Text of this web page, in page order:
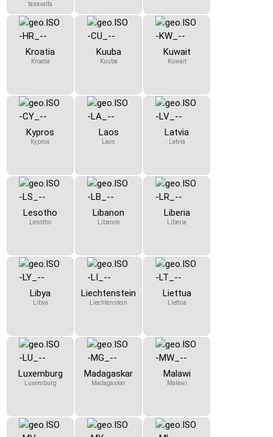
tasavalta
Kroatia
Kroatia
Kuuba
Kuuba
Kuwait
Kuwait
Kypros
Kypros
Laos
Laos
Latvia
Latvia
Lesotho
Lesotho
Libanon
Libanon
Liberia
Liberia
Libya
Libya
Liechtenstein
Liechtenstein
Liettua
Liettua
Luxemburg
Luxemburg
Madagaskar
Madagaskar
Malawi
Malawi